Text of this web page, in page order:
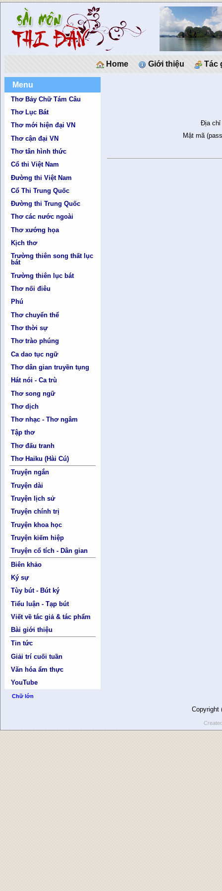
Home Giới thiệu Tác
Menu
Thơ Bảy Chữ Tám Câu
Thơ Lục Bát
Thơ mới hiện đại VN
Thơ cận đại VN
Thơ tân hình thức
Cổ thi Việt Nam
Đường thi Việt Nam
Cổ Thi Trung Quốc
Đường thi Trung Quốc
Thơ các nước ngoài
Thơ xướng họa
Kịch thơ
Trường thiên song thất lục
bát
Trường thiên lục bát
Thơ nối điêu
Phú
Thơ chuyển thể
Thơ thời sự
Thơ trào phúng
Ca dao tục ngữ
Thơ dân gian truyền tụng
Hát nói - Ca trù
Thơ song ngữ
Thơ dịch
Thơ nhạc - Thơ ngâm
Tập thơ
Thơ đấu tranh
Thơ Haiku (Hài Cú)
Truyện ngắn
Truyện dài
Truyện lịch sử
Truyện chính trị
Truyện khoa học
Truyện kiếm hiệp
Truyện cổ tích - Dân gian
Biên khảo
Ký sự
Tùy bút - Bút ký
Tiểu luận - Tạp bút
Viết về tác giả & tác phẩm
Bài giới thiệu
Tin tức
Giải trí cuối tuần
Văn hóa ẩm thực
YouTube
Chữ lớn
Địa chỉ
Mật mã
Copyright